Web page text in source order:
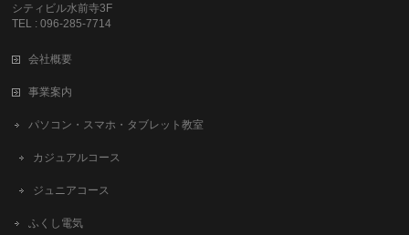
シティビル水前寺3F
TEL : 096-285-7714
会社概要
事業案内
パソコン・スマホ・タブレット教室
カジュアルコース
ジュニアコース
ふくし電気